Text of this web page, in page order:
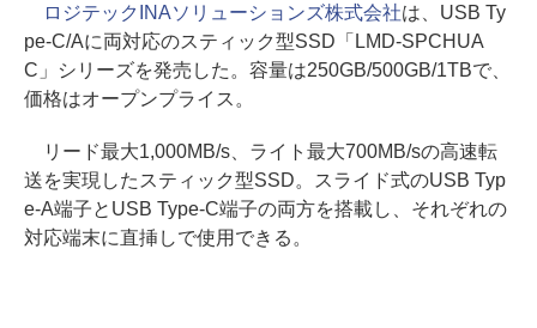
ロジテックINAソリューションズ株式会社は、USB Ty
pe-C/Aに両対応のスティック型SSD「LMD-SPCHUA
C」シリーズを発売した。容量は250GB/500GB/1TBで、
価格はオープンプライス。
リード最大1,000MB/s、ライト最大700MB/sの高速転
送を実現したスティック型SSD。スライド式のUSB Typ
e-A端子とUSB Type-C端子の両方を搭載し、それぞれの
対応端末に直挿しで使用できる。